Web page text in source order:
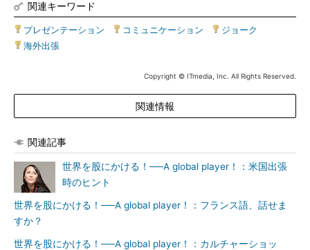
関連キーワード
プレゼンテーション コミュニケーション ジョーク
海外出張
Copyright © ITmedia, Inc. All Rights Reserved.
関連情報
関連記事
世界を股にかける！──A global player！：米国出張
時のヒント
世界を股にかける！──A global player！：フランス語、話せま
すか？
世界を股にかける！──A global player！：カルチャーショッ